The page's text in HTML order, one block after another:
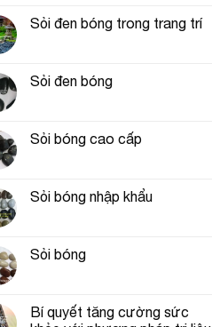
Sỏi đen bóng trong trang trí
Sỏi đen bóng
Sỏi bóng cao cấp
Sỏi bóng nhập khẩu
Sỏi bóng
Bí quyết tăng cường sức